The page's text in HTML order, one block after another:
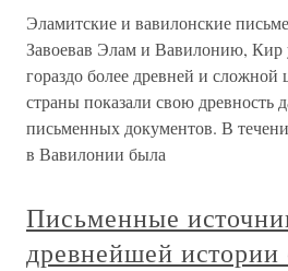
Эламитские и вавилонские
Завоевав Элам и Вавилонию, Кир
гораздо более древней и
страны показали свою древность
письменных документов. В
в Вавилонии была
Письменные
древнейшей истории